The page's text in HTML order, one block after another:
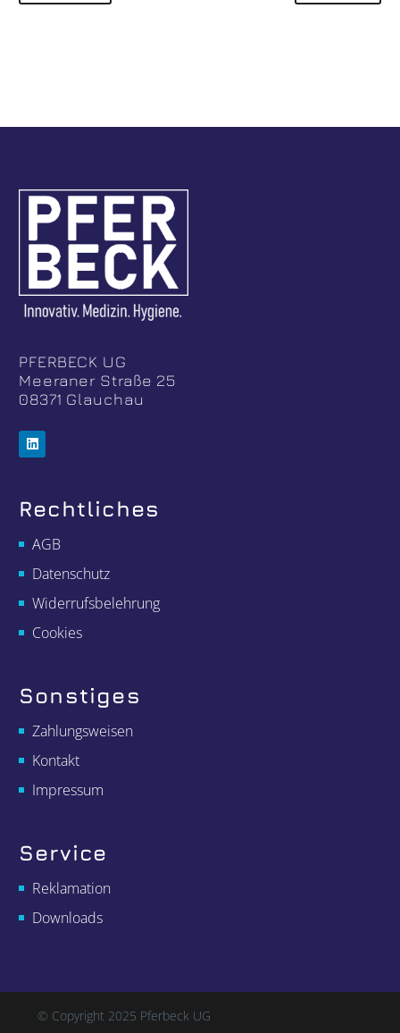
PFERBECK UG
Meeraner Straße 25
08371 Glauchau
Rechtliches
AGB
Datenschutz
Widerrufsbelehrung
Cookies
Sonstiges
Zahlungsweisen
Kontakt
Impressum
Service
Reklamation
Downloads
© Copyright 2025 Pferbeck UG